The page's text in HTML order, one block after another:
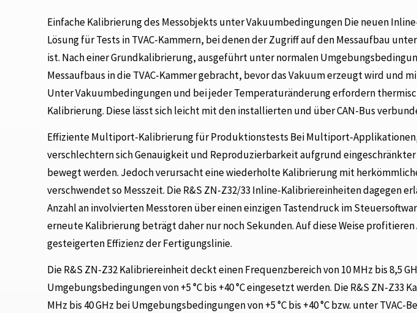
Einfache Kalibrierung des Messobjekts unter Vakuumbedingungen Die neuen
Lösung für Tests in TVAC-Kammern, bei denen der Zugriff auf den Messaufbau
ist. Nach einer Grundkalibrierung, ausgeführt unter normalen
Messaufbaus in die TVAC-Kammer gebracht, bevor das Vakuum erzeugt wird und
Unter Vakuumbedingungen und bei jeder Temperaturänderung erfordern
Kalibrierung. Diese lässt sich leicht mit den installierten und über CAN-Bus
Effiziente Multiport-Kalibrierung für Produktionstests Bei Multiport-
verschlechtern sich Genauigkeit und Reproduzierbarkeit aufgrund
bewegt werden. Jedoch verursacht eine wiederholte Kalibrierung mit
verschwendet so Messzeit. Die R&S ZN-Z32/33 Inline-Kalibriereinheiten dagegen
Anzahl an involvierten Messtoren über einen einzigen Tastendruck im
erneute Kalibrierung beträgt daher nur noch Sekunden. Auf diese Weise
gesteigerten Effizienz der Fertigungslinie.
Die R&S ZN-Z32 Kalibriereinheit deckt einen Frequenzbereich von 10 MHz bis 8,5
Umgebungsbedingungen von +5 °C bis +40 °C eingesetzt werden. Die R&S ZN-Z33
MHz bis 40 GHz bei Umgebungsbedingungen von +5 °C bis +40 °C bzw. unter TVAC-